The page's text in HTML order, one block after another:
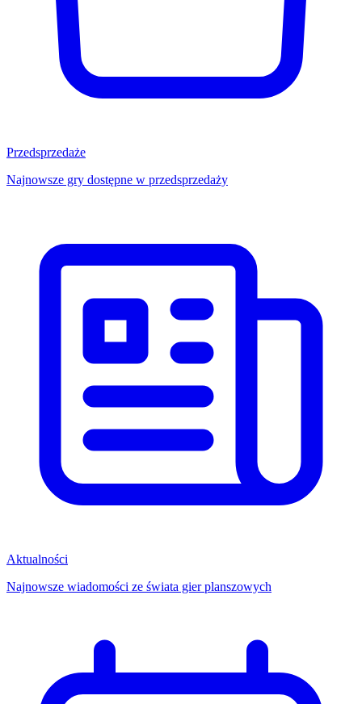
Przedsprzedaże
Najnowsze gry dostępne w przedsprzedaży
Aktualności
Najnowsze wiadomości ze świata gier planszowych